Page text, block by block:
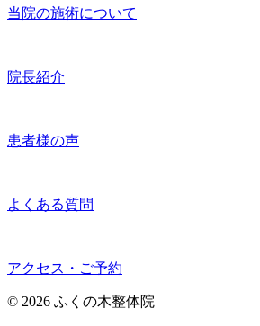
当院の施術について
院長紹介
患者様の声
よくある質問
アクセス・ご予約
©︎ 2026 ふくの木整体院